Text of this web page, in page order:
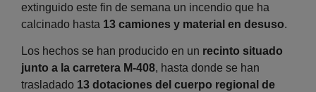
extinguido este fin de semana un incendio que ha
calcinado hasta 13 camiones y material en desuso.
Los hechos se han producido en un recinto situado
junto a la carretera M-408, hasta donde se han
trasladado 13 dotaciones del cuerpo regional de